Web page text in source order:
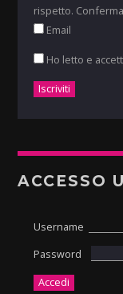
rispetto.
Email
Ho letto e
ACCESSO
Username
Password